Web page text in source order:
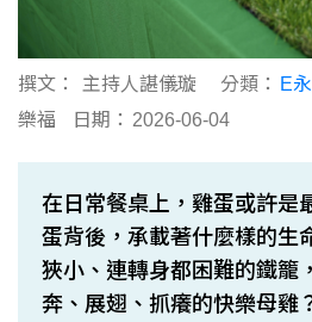
撰文： 主持人諶儀璇 分類： E
樂福
日期： 2026-06-04
在日常餐桌上，雞蛋或許是
蛋背後，承載著什麼樣的生
狹小、連轉身都困難的鐵籠
奔、展翅、抓癢的快樂母雞